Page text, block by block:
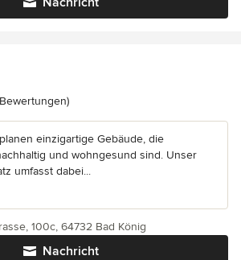
5 von 5 Sternen
einzigartige Gebäude, die
und wohngesund sind. Unser
umfasst dabei...
Nachricht
100c, 64732 Bad König